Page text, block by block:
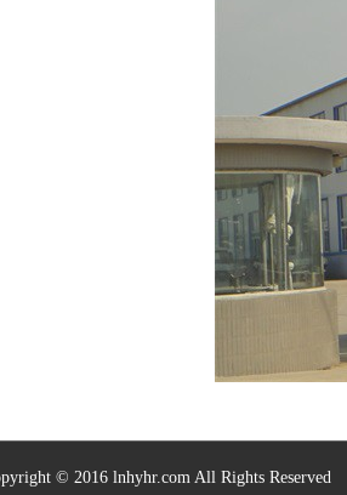
© 2016 lnhyhr.com All Rights Reserved